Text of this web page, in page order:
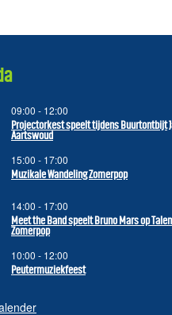
09:00 - 12:00
Projectorkest speelt tijdens Buurtontbijt
Aartswoud
15:00 - 17:00
Muzikale Wandeling Zomerpop
14:00 - 17:00
Meet the Band speelt Bruno Mars op
Zomerpop
10:00 - 12:00
Peutermuziekfeest